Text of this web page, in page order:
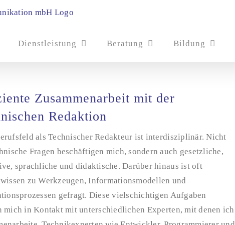
Dienstleistung Beratung Bildung
Zusammenarbeit mit der
Redaktion
als Technischer Redakteur ist interdisziplinär. Nicht
Fragen beschäftigen mich, sondern auch gesetzliche,
sprachliche und didaktische. Darüber hinaus ist oft
zu Werkzeugen, Informationsmodellen und
gefragt. Diese vielschichtigen Aufgaben
mich in Kontakt mit unterschiedlichen Experten, mit denen ich